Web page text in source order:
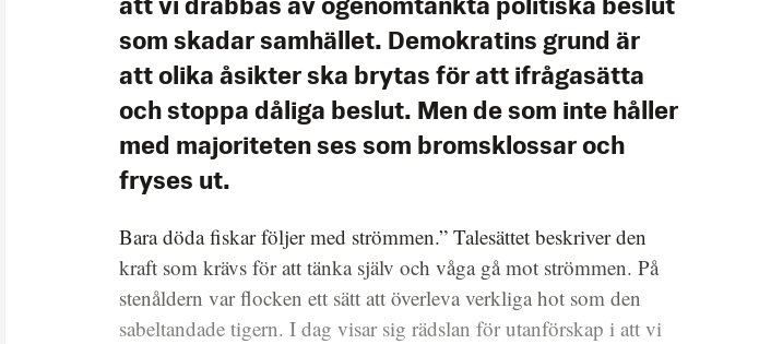
att vi drabbas av ogenomtänkta politiska beslut
som skadar samhället. Demokratins grund är
att olika åsikter ska brytas för att ifrågasätta
och stoppa dåliga beslut. Men de som inte håller
med majoriteten ses som bromsklossar och
fryses ut.
Bara döda fiskar följer med strömmen.” Talesättet beskriver den
kraft som krävs för att tänka själv och våga gå mot strömmen. På
stenåldern var flocken ett sätt att överleva verkliga hot som den
sabeltandade tigern. I dag visar sig rädslan för utanförskap i att vi